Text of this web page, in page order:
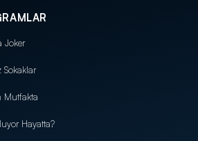
Joker
Sokaklar
Mutfakta
Hayatta?